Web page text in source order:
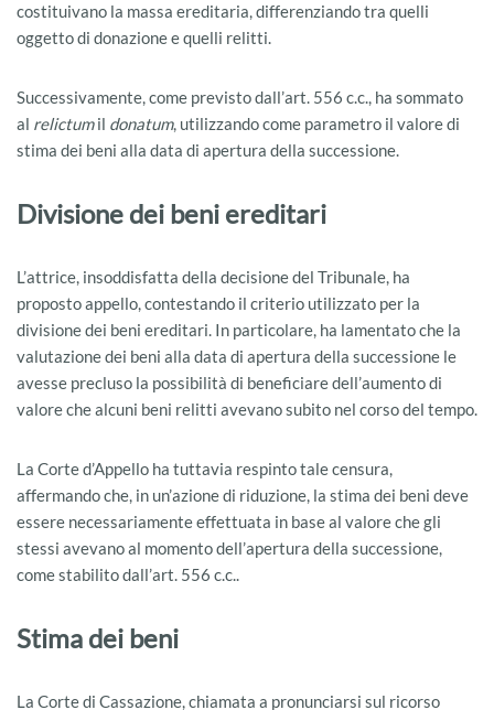
costituivano la massa ereditaria, differenziando tra quelli
oggetto di donazione e quelli relitti.
Successivamente, come previsto dall’art. 556 c.c., ha sommato
al relictumil donatum, utilizzando come parametro il valore di
stima dei beni alla data di apertura della successione.
Divisione dei beni ereditari
L’attrice, insoddisfatta della decisione del Tribunale, ha
proposto appello, contestando il criterio utilizzato per la
divisione dei beni ereditari. In particolare, ha lamentato che la
valutazione dei beni alla data di apertura della successione le
avesse precluso la possibilità di beneficiare dell’aumento di
valore che alcuni beni relitti avevano subito nel corso del tempo.
La Corte d’Appello ha tuttavia respinto tale censura,
affermando che, in un’azione di riduzione, la stima dei beni deve
essere necessariamente effettuata in base al valore che gli
stessi avevano al momento dell’apertura della successione,
come stabilito dall’art. 556 c.c..
Stima dei beni
La Corte di Cassazione, chiamata a pronunciarsi sul ricorso